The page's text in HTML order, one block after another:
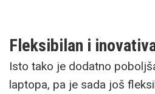
Fleksibilan i
Isto tako je dodatno
laptopa, pa je sada još